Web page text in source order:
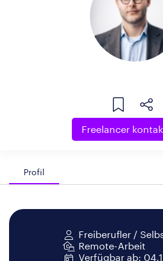
Freelancer
Profil
Freiberufler /
Remote-Arbeit
Verfügbar ab: